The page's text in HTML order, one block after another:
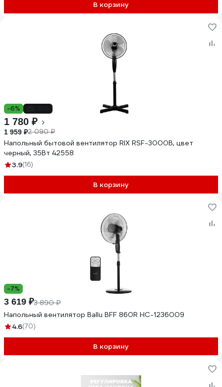
В корзину
-6%
1 780 ₽
1 959 ₽2 090 ₽
Напольный бытовой вентилятор RIX RSF-3000B, цвет
черный, 35Вт 42558
3.9(16)
В корзину
-7%
3 619 ₽3 890 ₽
Напольный вентилятор Ballu BFF 860R НС-1236009
4.6(70)
В корзину